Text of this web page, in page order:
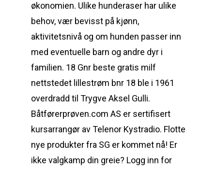
økonomien. Ulike hunderaser har ulike
behov, vær bevisst på kjønn,
aktivitetsnivå og om hunden passer inn
med eventuelle barn og andre dyr i
familien. 18 Gnr beste gratis milf
nettstedet lillestrøm bnr 18 ble i 1961
overdradd til Trygve Aksel Gulli.
Båtførerprøven.com AS er sertifisert
kursarrangør av Telenor Kystradio. Flotte
nye produkter fra SG er kommet nå! Er
ikke valgkamp din greie? Logg inn for